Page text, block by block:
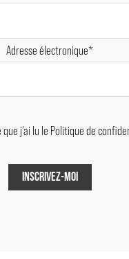
Adresse électronique*
que j'ai lu le Politique de